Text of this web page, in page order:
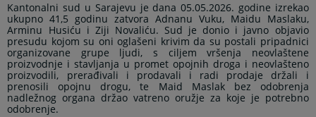
Kantonalni sud u Sarajevu je dana 05.05.2026. godine izrekao
ukupno 41,5 godinu zatvora Adnanu Vuku, Maidu Maslaku,
Arminu Husiću i Ziji Novaliću. Sud je donio i javno objavio
presudu kojom su oni oglašeni krivim da su postali pripadnici
organizovane grupe ljudi, s ciljem vršenja neovlaštene
proizvodnje i stavljanja u promet opojnih droga i neovlašteno
proizvodili, prerađivali i prodavali i radi prodaje držali i
prenosili opojnu drogu, te Maid Maslak bez odobrenja
nadležnog organa držao vatreno oružje za koje je potrebno
odobrenje.